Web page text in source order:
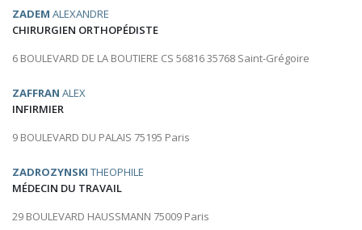
ZADEM ALEXANDRE
CHIRURGIEN ORTHOPÉDISTE
6 BOULEVARD DE LA BOUTIERE CS 56816 35768 Saint-Grégoire
ZAFFRAN ALEX
INFIRMIER
9 BOULEVARD DU PALAIS 75195 Paris
ZADROZYNSKI THEOPHILE
MÉDECIN DU TRAVAIL
29 BOULEVARD HAUSSMANN 75009 Paris